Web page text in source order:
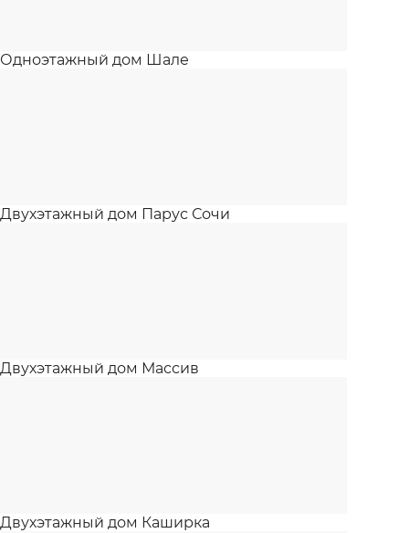
Одноэтажный дом Шале
Двухэтажный дом Парус Сочи
Двухэтажный дом Массив
Двухэтажный дом Каширка